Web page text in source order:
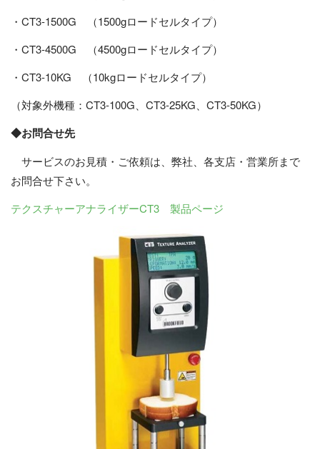
・CT3-1500G （1500gロードセルタイプ）
・CT3-4500G （4500gロードセルタイプ）
・CT3-10KG （10kgロードセルタイプ）
（対象外機種：CT3-100G、CT3-25KG、CT3-50KG）
◆お問合せ先
サービスのお見積・ご依頼は、弊社、各支店・営業所まで
お問合せ下さい。
テクスチャーアナライザーCT3 製品ページ